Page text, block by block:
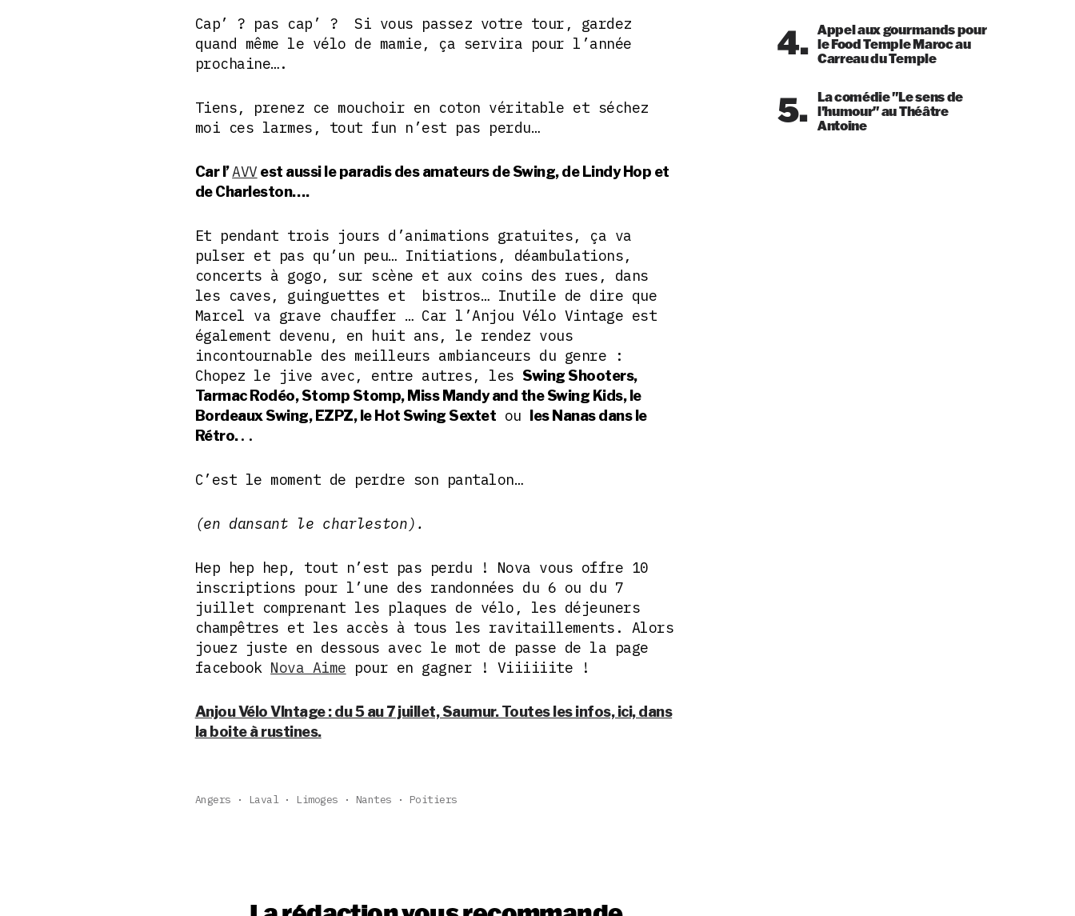
Cap’ ? pas cap’ ? Si vous passez votre tour, gardez
quand même le vélo de mamie, ça servira pour l’année
prochaine….
Tiens, prenez ce mouchoir en coton véritable et séchez
moi ces larmes, tout fun n’est pas perdu…
Car l’AVV est aussi le paradis des amateurs de Swing, de Lindy Hop et
de Charleston….
Et pendant trois jours d’animations gratuites, ça va
pulser et pas qu’un peu… Initiations, déambulations,
concerts à gogo, sur scène et aux coins des rues, dans
les caves, guinguettes et bistros… Inutile de dire que
Marcel va grave chauffer … Car l’Anjou Vélo Vintage est
également devenu, en huit ans, le rendez vous
incontournable des meilleurs ambianceurs du genre :
Chopez le jive avec, entre autres, les Swing Shooters,
Tarmac Rodéo, Stomp Stomp, Miss Mandy and the Swing Kids, le
Bordeaux Swing, EZPZ, le Hot Swing Sextet ou les Nanas dans le
Rétro...
C’est le moment de perdre son pantalon…
(en dansant le charleston).
Hep hep hep, tout n’est pas perdu ! Nova vous offre 10
inscriptions pour l’une des randonnées du 6 ou du 7
juillet comprenant les plaques de vélo, les déjeuners
champêtres et les accès à tous les ravitaillements. Alors
jouez juste en dessous avec le mot de passe de la page
facebook Nova Aime pour en gagner ! Viiiiiite !
Anjou Vélo VIntage : du 5 au 7 juillet, Saumur. Toutes les infos, ici, dans
la boite à rustines.
Angers Laval Limoges Nantes Poitiers
4. Appel aux gourmands pour
le Food Temple Maroc au
Carreau du Temple
5. La comédie "Le sens de
l'humour" au Théâtre
Antoine